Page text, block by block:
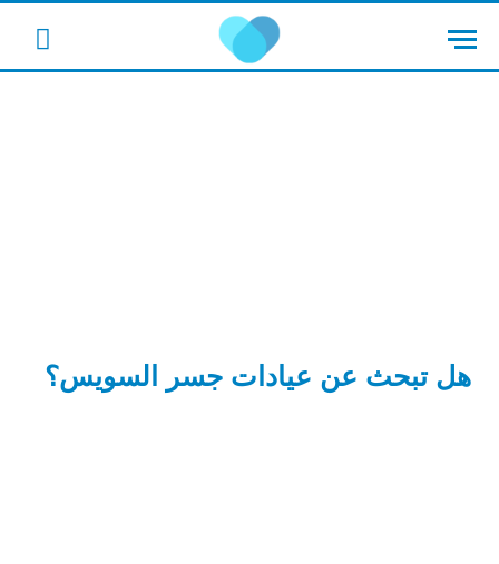
هل تبحث عن عيادات جسر السويس؟